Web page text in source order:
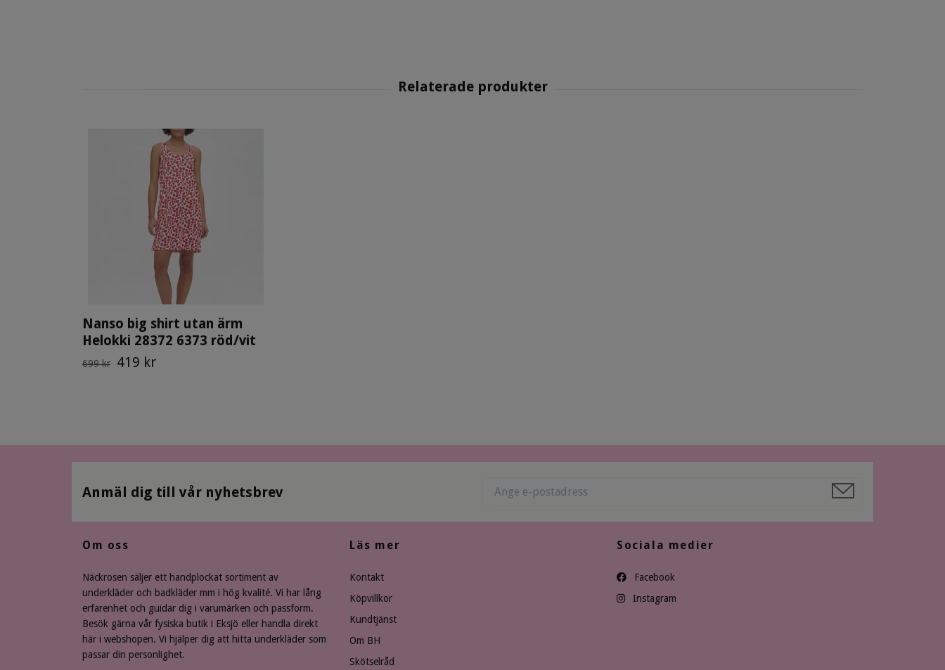
Nanso big shirt utan ärm
Helokki 28372 6373 röd/vit
699 kr 419 kr
Anmäl dig till vår nyhetsbrev
Om oss
Näckrosen säljer ett handplockat sortiment av
underkläder och badkläder mm i hög kvalité. Vi har lång
erfarenhet och guidar dig i varumärken och passform.
Besök gärna vår fysiska butik i Eksjö eller handla direkt
här i webshopen. Vi hjälper dig att hitta underkläder som
passar din personlighet.
Läs mer
Kontakt
Köpvillkor
Kundtjänst
Om BH
Skötselråd
Sociala medier
Facebook
Instagram